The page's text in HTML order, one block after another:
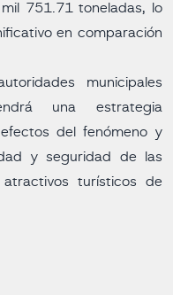
751.71 toneladas, lo
en comparación
municipales
una estrategia
del fenómeno y
y seguridad de las
turísticos de